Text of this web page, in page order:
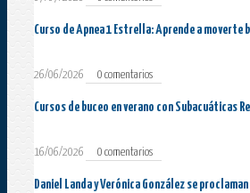
Curso de Apnea 1 Estrella: Aprende a moverte
26/06/2026 0 comentarios
Cursos de buceo en verano con Subacuáticas
16/06/2026 0 comentarios
Daniel Landa y Verónica González se